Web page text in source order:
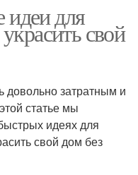
для
свой
затратным и
статье мы
идеях для
свой дом без